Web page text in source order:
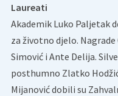
Laureati
Akademik Luko Paljetak
za životno djelo.
Simović i Ante Delija.
posthumno Zlatko
Mijanović dobili su